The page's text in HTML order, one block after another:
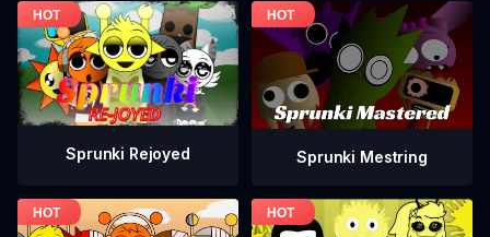
Sprunki Rejoyed Sprunki Mestring